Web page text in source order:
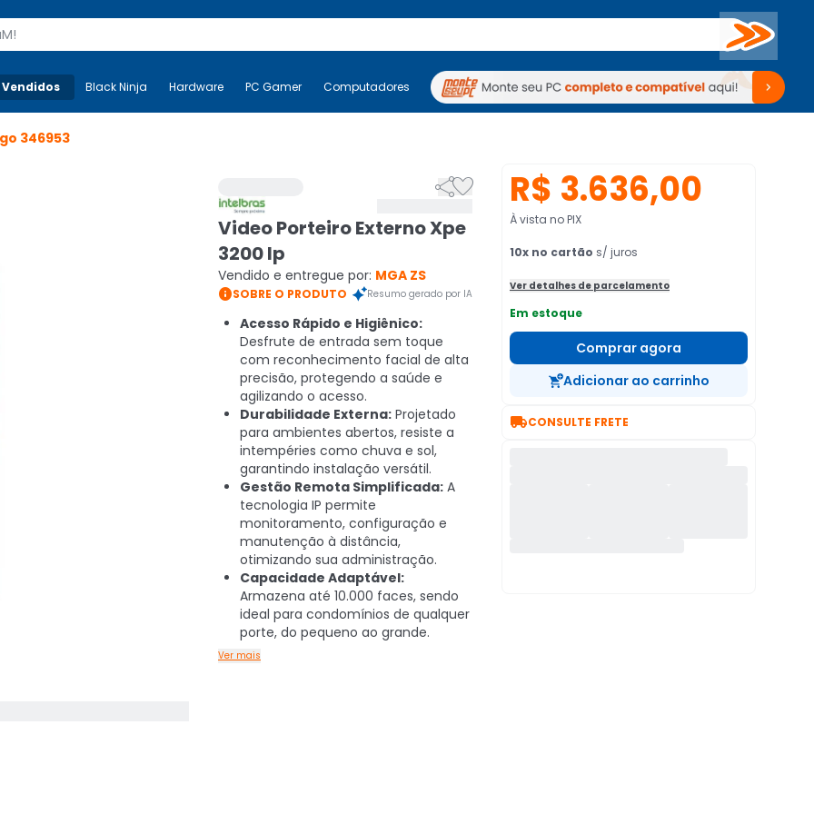
Buscar
Mais-v- Black Ninja Hardware PC Gamer Computadores Periféricos TV Venda no KaBuM!
Black Ninja Hardware PC Gamer Computadores Periféricos TV Venda no KaBuM!
346953

Video Porteiro Externo Xpe
3200 Ip
Vendido e entregue por: MGA ZS
SOBRE O PRODUTO Resumo gerado por IA
Acesso Rápido e Higiênico:
Desfrute de entrada sem toque
com reconhecimento facial de alta
precisão, protegendo a saúde e
agilizando o acesso.
Durabilidade Externa: Projetado
para ambientes abertos, resiste a
intempéries como chuva e sol,
garantindo instalação versátil.
Gestão Remota Simplificada: A
tecnologia IP permite
monitoramento, configuração e
manutenção à distância,
otimizando sua administração.
Capacidade Adaptável:
Armazena até 10.000 faces, sendo
ideal para condomínios de qualquer
porte, do pequeno ao grande.
Ver mais
R$ 3.636,00
À vista no PIX
10x no cartão s/ juros
Ver detalhes de parcelamento
Em estoque
Comprar agora
Adicionar ao carrinho
CONSULTE FRETE